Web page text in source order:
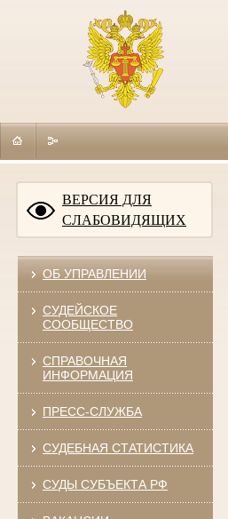
ВЕРСИЯ ДЛЯ
СЛАБОВИДЯЩИХ
ОБ УПРАВЛЕНИИ
СУДЕЙСКОЕ
СООБЩЕСТВО
СПРАВОЧНАЯ
ИНФОРМАЦИЯ
ПРЕСС-СЛУЖБА
СУДЕБНАЯ СТАТИСТИКА
СУДЫ СУБЪЕКТА РФ